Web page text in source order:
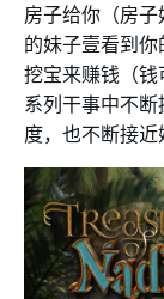
房子给你（房
的妹子壹看到
挖宝来赚钱（
系列干事中不
度，也不断接